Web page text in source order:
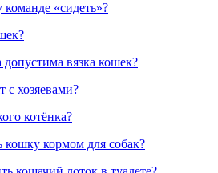
«сидеть»?
допустима вязка кошек?
с хозяевами?
котёнка?
кормом для собак?